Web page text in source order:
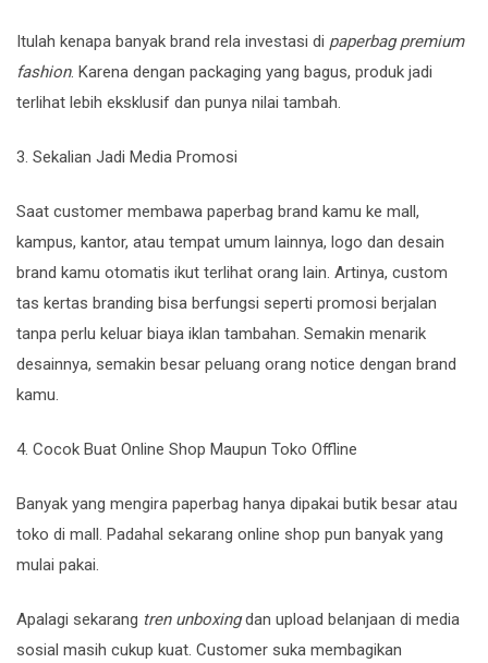
Itulah kenapa banyak brand rela investasi di paperbag premium
fashion. Karena dengan packaging yang bagus, produk jadi
terlihat lebih eksklusif dan punya nilai tambah.
3. Sekalian Jadi Media Promosi
Saat customer membawa paperbag brand kamu ke mall,
kampus, kantor, atau tempat umum lainnya, logo dan desain
brand kamu otomatis ikut terlihat orang lain. Artinya, custom
tas kertas branding bisa berfungsi seperti promosi berjalan
tanpa perlu keluar biaya iklan tambahan. Semakin menarik
desainnya, semakin besar peluang orang notice dengan brand
kamu.
4. Cocok Buat Online Shop Maupun Toko Offline
Banyak yang mengira paperbag hanya dipakai butik besar atau
toko di mall. Padahal sekarang online shop pun banyak yang
mulai pakai.
Apalagi sekarang tren unboxingdan upload belanjaan di media
sosial masih cukup kuat. Customer suka membagikan